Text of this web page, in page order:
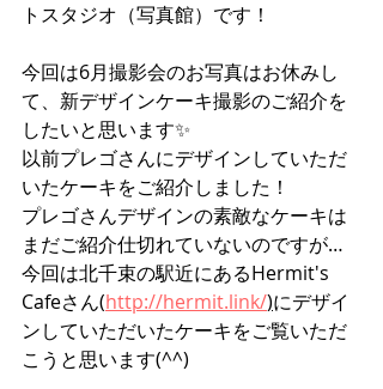
トスタジオ（写真館）です！
今回は6月撮影会のお写真はお休みし
て、新デザインケーキ撮影のご紹介を
したいと思います✨
以前プレゴさんにデザインしていただ
いたケーキをご紹介しました！
プレゴさんデザインの素敵なケーキは
まだご紹介仕切れていないのですが…
今回は北千束の駅近にあるHermit's
Cafeさん(http://hermit.link/)にデザイ
ンしていただいたケーキをご覧いただ
こうと思います(^^)